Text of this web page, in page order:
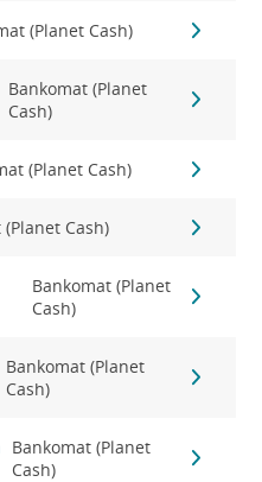
(Planet Cash)
Bankomat (Planet
Cash)
(Planet Cash)
Cash)
Bankomat (Planet
Cash)
Bankomat (Planet
Cash)
Bankomat (Planet
Cash)